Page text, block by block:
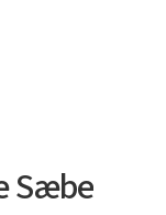
Sæbe